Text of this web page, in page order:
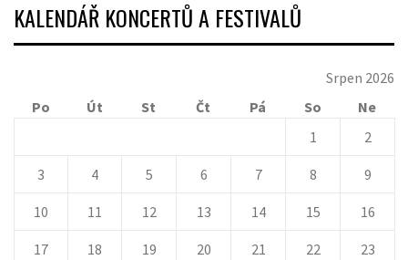
KALENDÁŘ KONCERTŮ A FESTIVALŮ
Srpen 2026
Po
Út St Čt Pá So
Ne
1
2
3 4 5 6 7 8 9
10 11 12 13 14 15 16
17 18 19 20 21 22 23